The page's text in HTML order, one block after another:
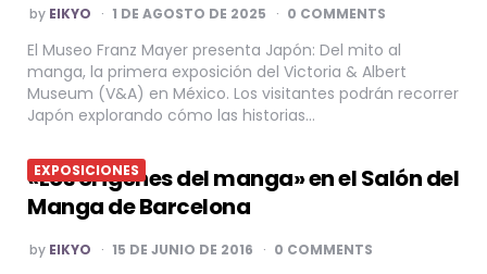
POSTED
BY
by EIKYO 1 DE AGOSTO DE 2025 0 COMMENTS
El Museo Franz Mayer presenta Japón: Del mito al
manga, la primera exposición del Victoria & Albert
Museum (V&A) en México. Los visitantes podrán recorrer
Japón explorando cómo las historias…
EXPOSICIONES
«Los orígenes del manga» en el Salón del
Manga de Barcelona
POSTED
BY
by EIKYO 15 DE JUNIO DE 2016 0 COMMENTS